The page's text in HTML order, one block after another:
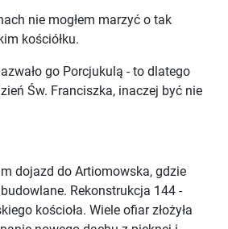
nie mogłem marzyć o tak
kościółku.
go Porcjukulą - to dlatego
Św. Franciszka, inaczej być nie
dojazd do Artiomowska, gdzie
Rekonstrukcja 144 -
kościoła. Wiele ofiar złożyła